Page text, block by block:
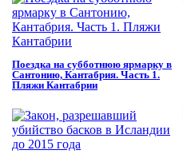
Поездка на субботнюю ярмарку в
Сантонию, Кантабрия. Часть 1.
Пляжи Кантабрии